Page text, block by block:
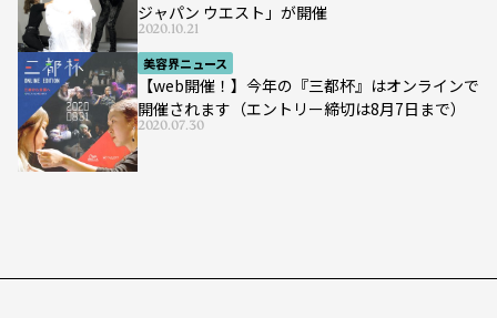
ジャパン ウエスト」が開催
2020.10.21
美容界ニュース
【web開催！】今年の『三都杯』はオンラインで
開催されます（エントリー締切は8月7日まで）
2020.07.30